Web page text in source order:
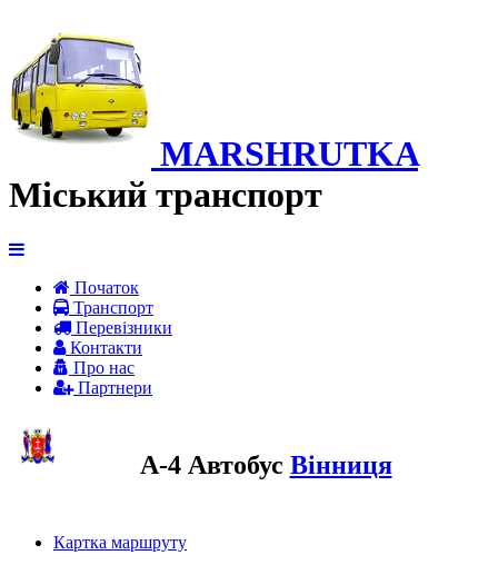
MARSHRUTKA
Міський транспорт
Початок
Транспорт
Перевiзники
Контакти
Про нас
Партнери
A-4 Автобус Вінниця
Картка маршруту